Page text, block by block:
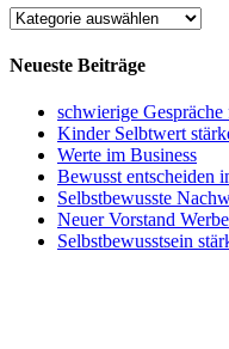
Kategorien
Neueste Beiträge
schwierige
Kinder Selbtwert
Werte im Business
Bewusst entscheiden
Selbstbewusste
Neuer Vorstand
Selbstbewusstsein